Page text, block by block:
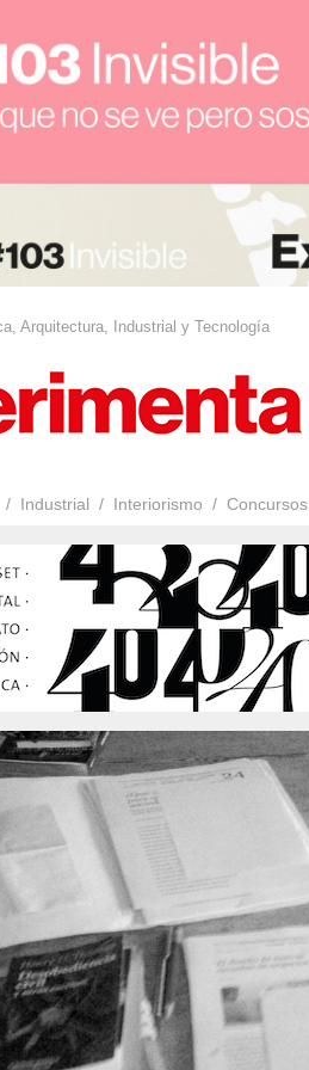
Arquitectura, Industrial y Tecnología
Industrial Interiorismo Concursos